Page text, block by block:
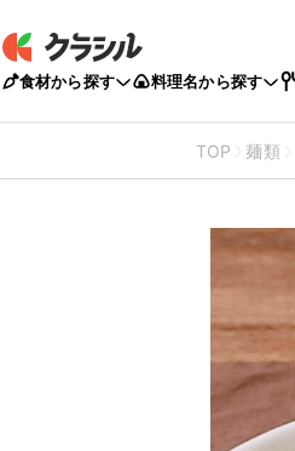
食材から探す 料理名から探す
TOP 麺類